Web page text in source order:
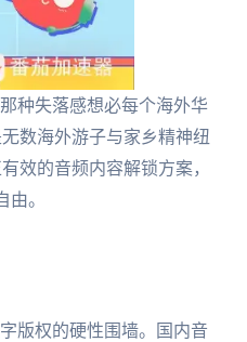
种失落感想必每个海外华
数海外游子与家乡精神纽
效的音频内容解锁方案，
。
版权的硬性围墙。国内音